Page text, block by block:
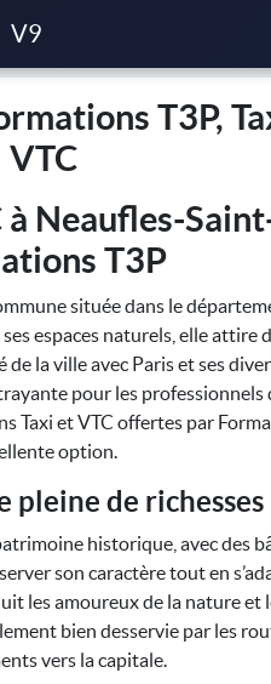
V9Taxi Parisien et VTC
T3P,
VTC
à Neaufles-
T3P
située dans le
espaces naturels, elle attire
la ville avec Paris et ses
pour les professionnels
Taxi et VTC offertes par
option.
pleine de richesses
historique, avec des
son caractère tout en
les amoureux de la nature et
bien desservie par les
vers la capitale.